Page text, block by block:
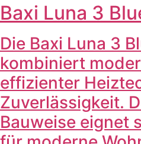
Baxi Luna 3
Die Baxi Luna 3
kombiniert
effizienter
Zuverlässigkeit.
Bauweise eignet